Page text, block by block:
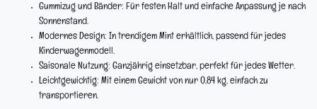
Gummizug und Bänder: Für festen Halt und einfache Anpassung je nach
Sonnenstand.
Modernes Design: In trendigem Mint erhältlich, passend für jedes
Kinderwagenmodell.
Saisonale Nutzung: Ganzjährig einsetzbar, perfekt für jedes Wetter.
Leichtgewichtig: Mit einem Gewicht von nur 0,84 kg, einfach zu
transportieren.